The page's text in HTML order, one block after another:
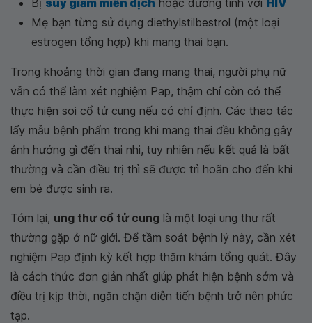
Mẹ bạn từng sử dụng diethylstilbestrol (một loại
estrogen tổng hợp) khi mang thai bạn.
Trong khoảng thời gian đang mang thai, người phụ nữ
vẫn có thể làm xét nghiệm Pap, thậm chí còn có thể
thực hiện soi cổ tử cung nếu có chỉ định. Các thao tác
lấy mẫu bệnh phẩm trong khi mang thai đều không gây
ảnh hưởng gì đến thai nhi, tuy nhiên nếu kết quả là bất
thường và cần điều trị thì sẽ được trì hoãn cho đến khi
em bé được sinh ra.
Tóm lại, ung thư cổ tử cung là một loại ung thư rất
thường gặp ở nữ giới. Để tầm soát bệnh lý này, cần xét
nghiệm Pap định kỳ kết hợp thăm khám tổng quát. Đây
là cách thức đơn giản nhất giúp phát hiện bệnh sớm và
điều trị kịp thời, ngăn chặn diễn tiến bệnh trở nên phức
tạp.